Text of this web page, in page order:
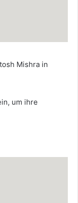
Mishra in
um ihre